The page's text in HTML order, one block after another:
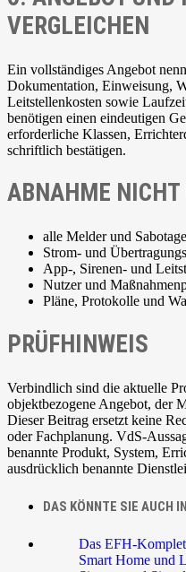
VERGLEICHEN
Ein vollständiges Angebot
Dokumentation, Einweisung,
Leitstellenkosten sowie
benötigen einen eindeutigen
erforderliche Klassen,
schriftlich bestätigen.
ABNAHME NICHT
alle Melder und
Strom- und
App-, Sirenen- und
Nutzer und
Pläne, Protokolle und
PRÜFHINWEIS
Verbindlich sind die aktuelle
objektbezogene Angebot, der
Dieser Beitrag ersetzt keine
oder Fachplanung. VdS-
benannte Produkt, System,
ausdrücklich benannte
DAS KÖNNTE SIE AUCH
Das EFH-
Smart Home und